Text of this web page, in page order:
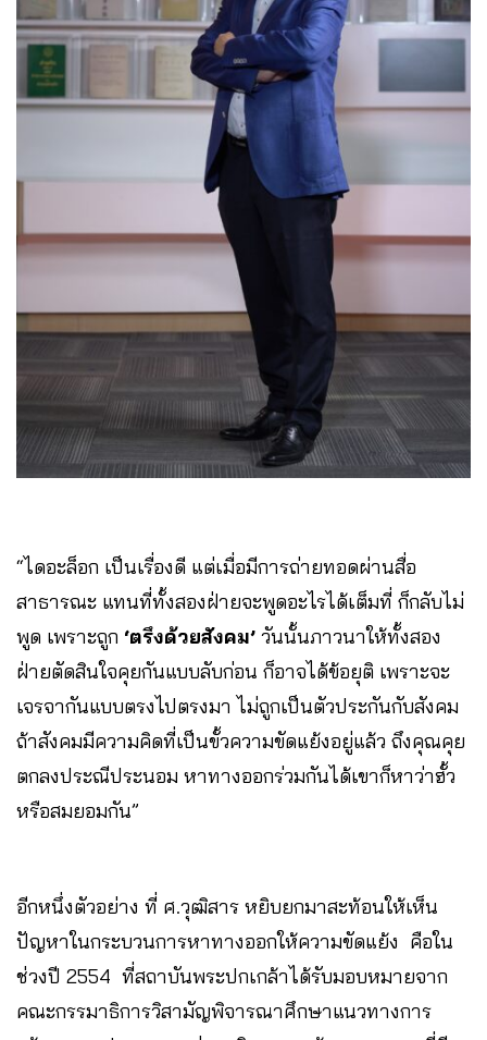
“ไดอะล็อก เป็นเรื่องดี แต่เมื่อมีการถ่ายทอดผ่านสื่อ
สาธารณะ แทนที่ทั้งสองฝ่ายจะพูดอะไรได้เต็มที่ ก็กลับไม่
พูด เพราะถูก ‘ตรึงด้วยสังคม’ วันนั้นภาวนาให้ทั้งสอง
ฝ่ายตัดสินใจคุยกันแบบลับก่อน ก็อาจได้ข้อยุติ เพราะจะ
เจรจากันแบบตรงไปตรงมา ไม่ถูกเป็นตัวประกันกับสังคม
ถ้าสังคมมีความคิดที่เป็นขั้วความขัดแย้งอยู่แล้ว ถึงคุณคุย
ตกลงประณีประนอม หาทางออกร่วมกันได้เขาก็หาว่าฮั้ว
หรือสมยอมกัน”
อีกหนึ่งตัวอย่าง ที่ ศ.วุฒิสาร หยิบยกมาสะท้อนให้เห็น
ปัญหาในกระบวนการหาทางออกให้ความขัดแย้ง คือใน
ช่วงปี 2554 ที่สถาบันพระปกเกล้าได้รับมอบหมายจาก
คณะกรรมาธิการวิสามัญพิจารณาศึกษาแนวทางการ